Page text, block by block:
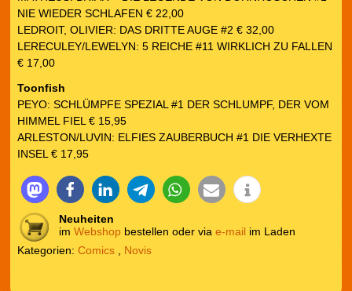
NIE WIEDER SCHLAFEN € 22,00
LEDROIT, OLIVIER: DAS DRITTE AUGE #2 € 32,00
LERECULEY/LEWELYN: 5 REICHE #11 WIRKLICH ZU FALLEN
€ 17,00
Toonfish
PEYO: SCHLÜMPFE SPEZIAL #1 DER SCHLUMPF, DER VOM
HIMMEL FIEL € 15,95
ARLESTON/LUVIN: ELFIES ZAUBERBUCH #1 DIE VERHEXTE
INSEL € 17,95
Neuheiten
im Webshop bestellen oder via e-mail im Laden
Kategorien: Comics, Novis